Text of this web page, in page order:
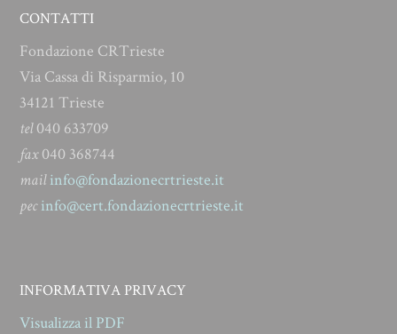
CONTATTI
Fondazione CRTrieste
Via Cassa di Risparmio, 10
34121 Trieste
tel040 633709
fax040 368744
mailinfo@fondazionecrtrieste.it
pecinfo@cert.fondazionecrtrieste.it
INFORMATIVA PRIVACY
Visualizza il PDF